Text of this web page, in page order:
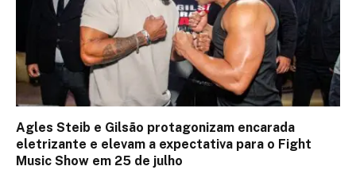
Agles Steib e Gilsão protagonizam encarada
eletrizante e elevam a expectativa para o Fight
Music Show em 25 de julho